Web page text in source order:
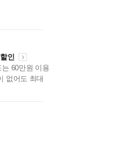
인
60만원 이용
없어도 최대